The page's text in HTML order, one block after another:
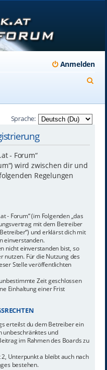
Anmelden
Sprache:
- Forum“
wird zwischen dir und
Regelungen
- Forum“ (im Folgenden „das
mit dem Betreiber
und erklärst dich mit
einverstanden.
nicht einverstanden bist, so
nutzen. Für die Nutzung des
Stelle veröffentlichten
Zeit geschlossen
Einhaltung einer Frist
erteilst du dem Betreiber ein
unbeschränktes und
im Rahmen des Boards zu
Unterpunkt a bleibt auch nach
bestehen.